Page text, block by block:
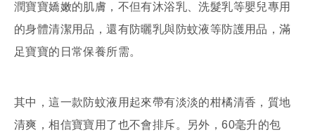
潤寶寶嬌嫩的肌膚，不但有沐浴乳、洗髮乳等嬰兒專用
的身體清潔用品，還有防曬乳與防蚊液等防護用品，滿
足寶寶的日常保養所需。
其中，這一款防蚊液用起來帶有淡淡的柑橘清香，質地
清爽，相信寶寶用了也不會排斥。另外，60毫升的包